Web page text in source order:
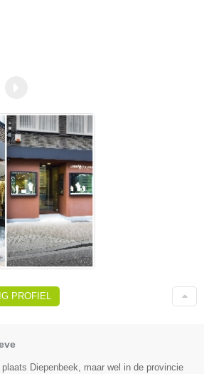
PROFIEL
Diepenbeek, maar wel in de provincie